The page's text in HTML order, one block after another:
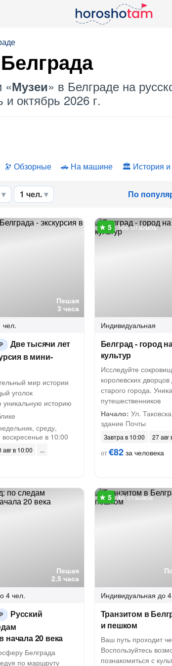
«Музеи» в Белграде на
и октябрь 2026 г.
Обзорные На машине История и
1 чел. По
Пешая
3 часа
чел.
Две тысячи лет
в мини-
мир истории
уголок
уникальную историю
среду,
в 10:00
авг в 10:00
366 отзывов
Индивидуальная
Белград - город
культур
Исследуйте
королевских
старого города.
путешественников
Начало: Ул.
здание Почты
Завтра в 10:00
27 авг
от€82за человека
Пешая
2.5 часа
4 чел.
Русский
начала 20 века
Белграда
по маршруту
46 отзывов
Индивидуальная до
Транзитом в
и пешком
Ваш путь проходит
Воспользуйтесь
познакомиться с